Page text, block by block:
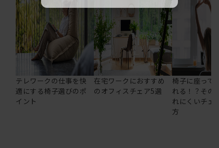
テレワークの仕事を快
適にする椅子選びのポ
イント
在宅ワークにおすすめ
のオフィスチェア5選
椅子に座って
れる！？その
れにくいチェ
方